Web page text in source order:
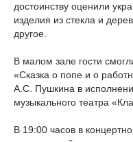
достоинству оценили
изделия из стекла и
другое.
В малом зале гости
«Сказка о попе и о
А.С. Пушкина в
музыкального театра
В 19:00 часов в